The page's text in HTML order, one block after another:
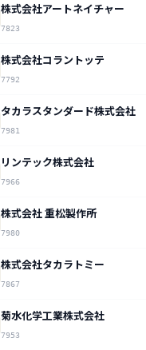
株式会社アートネイチャー
7823
株式会社コラントッテ
7792
タカラスタンダード株式会社
7981
リンテック株式会社
7966
株式会社 重松製作所
7980
株式会社タカラトミー
7867
菊水化学工業株式会社
7953